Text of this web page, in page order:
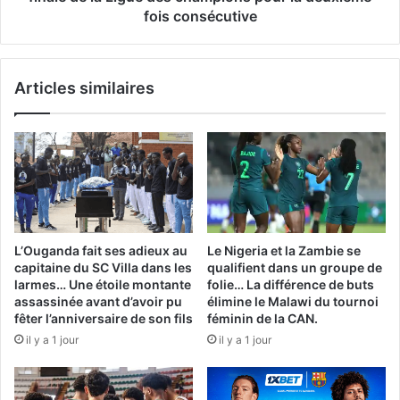
de
Ligue
pour
la
deuxième
fois
consécutive
fois consécutive
Articles similaires
L’Ouganda fait ses adieux au
capitaine du SC Villa dans les
larmes… Une étoile montante
assassinée avant d’avoir pu
fêter l’anniversaire de son fils
il y a 1 jour
Le Nigeria et la Zambie se
qualifient dans un groupe de
folie… La différence de buts
élimine le Malawi du tournoi
féminin de la CAN.
il y a 1 jour